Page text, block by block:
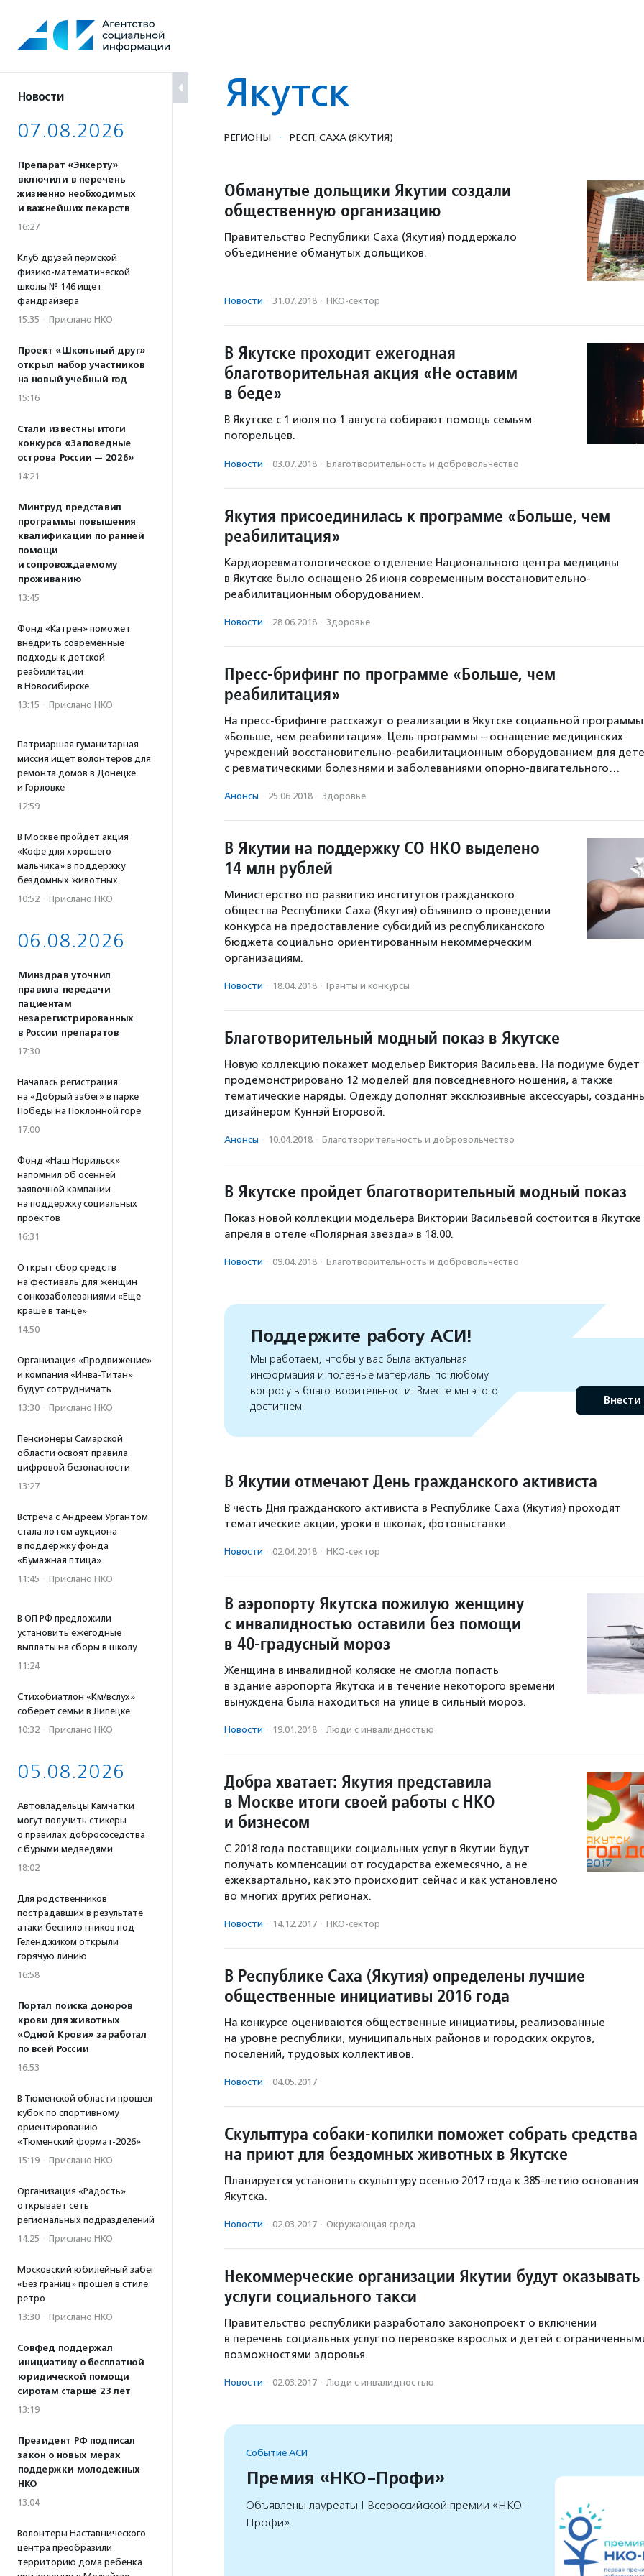
содержанию
Новости
07.08.2026
Препарат «Энхерту»
включили в перечень
жизненно необходимых
и важнейших лекарств
16:27
Клуб друзей пермской
физико-математической
школы № 146 ищет
фандрайзера
15:35 · Прислано НКО
Проект «Школьный друг»
открыл набор участников
на новый учебный год
15:16
Стали известны итоги
конкурса «Заповедные
острова России — 2026»
14:21
Минтруд представил
программы повышения
квалификации по ранней
помощи
и сопровождаемому
проживанию
13:45
Фонд «Катрен» поможет
внедрить современные
подходы к детской
реабилитации
в Новосибирске
13:15 · Прислано НКО
Патриаршая гуманитарная
миссия ищет волонтеров для
ремонта домов в Донецке
и Горловке
12:59
В Москве пройдет акция
«Кофе для хорошего
мальчика» в поддержку
бездомных животных
10:52 · Прислано НКО
06.08.2026
Минздрав уточнил
правила передачи
пациентам
незарегистрированных
в России препаратов
17:30
Началась регистрация
на «Добрый забег» в парке
Победы на Поклонной горе
17:00
Фонд «Наш Норильск»
напомнил об осенней
заявочной кампании
на поддержку социальных
проектов
16:31
Открыт сбор средств
на фестиваль для женщин
с онкозаболеваниями «Еще
краше в танце»
14:50
Организация «Продвижение»
и компания «Инва-Титан»
будут сотрудничать
13:30 · Прислано НКО
Пенсионеры Самарской
области освоят правила
цифровой безопасности
13:27
Встреча с Андреем Ургантом
стала лотом аукциона
в поддержку фонда
«Бумажная птица»
11:45 · Прислано НКО
В ОП РФ предложили
установить ежегодные
выплаты на сборы в школу
11:24
Стихобиатлон «Км/вслух»
соберет семьи в Липецке
10:32 · Прислано НКО
05.08.2026
Автовладельцы Камчатки
могут получить стикеры
о правилах добрососедства
с бурыми медведями
18:02
Для родственников
пострадавших в результате
атаки беспилотников под
Геленджиком открыли
горячую линию
16:58
Портал поиска доноров
крови для животных
«Одной Крови» заработал
по всей России
16:53
В Тюменской области прошел
кубок по спортивному
ориентированию
«Тюменский формат-2026»
15:19 · Прислано НКО
Организация «Радость»
открывает сеть
региональных подразделений
14:25 · Прислано НКО
Московский юбилейный забег
«Без границ» прошел в стиле
ретро
13:30 · Прислано НКО
Совфед поддержал
инициативу о бесплатной
юридической помощи
сиротам старше 23 лет
13:19
Президент РФ подписал
закон о новых мерах
поддержки молодежных
НКО
13:04
Волонтеры Наставнического
центра преобразили
территорию дома ребенка
Якутск
РЕГИОНЫ · РЕСП. САХА (ЯКУТИЯ)
Обманутые дольщики Якутии создали
общественную организацию
Правительство Республики Саха (Якутия) поддержало
объединение обманутых дольщиков.
Новости · 31.07.2018 · НКО-сектор
В Якутске проходит ежегодная
благотворительная акция «Не оставим
в беде»
В Якутске с 1 июля по 1 августа собирают помощь семьям
погорельцев.
Новости · 03.07.2018 · Благотвори­тель­ность и доброволь­чест­во
Якутия присоединилась к программе «Больше, чем
реабилитация»
Кардиоревматологическое отделение Национального центра медицины
в Якутске было оснащено 26 июня современным восстановительно-
реабилитационным оборудованием.
Новости · 28.06.2018 · Здоровье
Пресс-брифинг по программе «Больше, чем
реабилитация»
На пресс-брифинге расскажут о реализации в Якутске социальной программы
«Больше, чем реабилитация». Цель программы – оснащение медицинских
учреждений восстановительно-реабилитационным оборудованием для
с ревматическими болезнями и заболеваниями опорно-двигательного…
Анонсы · 25.06.2018 · Здоровье
В Якутии на поддержку СО НКО выделено
14 млн рублей
Министерство по развитию институтов гражданского
общества Республики Саха (Якутия) объявило о проведении
конкурса на предоставление субсидий из республиканского
бюджета социально ориентированным некоммерческим
организациям.
Новости · 18.04.2018 · Гранты и конкурсы
Благотворительный модный показ в Якутске
Новую коллекцию покажет модельер Виктория Васильева. На подиуме будет
продемонстрировано 12 моделей для повседневного ношения, а также
тематические наряды. Одежду дополнят эксклюзивные аксессуары,
дизайнером Куннэй Егоровой.
Анонсы · 10.04.2018 · Благотвори­тель­ность и доброволь­чест­во
В Якутске пройдет благотворительный модный показ
Показ новой коллекции модельера Виктории Васильевой состоится в Якутске
апреля в отеле «Полярная звезда» в 18.00.
Новости · 09.04.2018 · Благотвори­тель­ность и доброволь­чест­во
Поддержите работу АСИ!
Мы работаем, чтобы у вас была актуальная
информация и полезные материалы по любому
вопросу в благотворительности. Вместе мы этого
достигнем
Внести
В Якутии отмечают День гражданского активиста
В честь Дня гражданского активиста в Республике Саха (Якутия) проходят
тематические акции, уроки в школах, фотовыставки.
Новости · 02.04.2018 · НКО-сектор
В аэропорту Якутска пожилую женщину
с инвалидностью оставили без помощи
в 40-градусный мороз
Женщина в инвалидной коляске не смогла попасть
в здание аэропорта Якутска и в течение некоторого времени
вынуждена была находиться на улице в сильный мороз.
Новости · 19.01.2018 · Люди с инвалидностью
Добра хватает: Якутия представила
в Москве итоги своей работы с НКО
и бизнесом
С 2018 года поставщики социальных услуг в Якутии будут
получать компенсации от государства ежемесячно, а не
ежеквартально, как это происходит сейчас и как установлено
во многих других регионах.
Новости · 14.12.2017 · НКО-сектор
В Республике Саха (Якутия) определены лучшие
общественные инициативы 2016 года
На конкурсе оцениваются общественные инициативы, реализованные
на уровне республики, муниципальных районов и городских округов,
поселений, трудовых коллективов.
Новости · 04.05.2017
Скульптура собаки-копилки поможет собрать средства
на приют для бездомных животных в Якутске
Планируется установить скульптуру осенью 2017 года к 385-летию основания
Якутска.
Новости · 02.03.2017 · Окружающая среда
Некоммерческие организации Якутии будут оказывать
услуги социального такси
Правительство республики разработало законопроект о включении
в перечень социальных услуг по перевозке взрослых и детей с
возможностями здоровья.
Новости · 02.03.2017 · Люди с инвалидностью
Событие АСИ
Премия «НКО-Профи»
Объявлены лауреаты I Всероссийской премии «НКО-
Профи».